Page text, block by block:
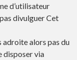
d’utilisateur
divulguer Cet
alors pas du
disposer via